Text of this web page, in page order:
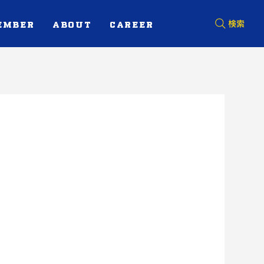
ABOUT CAREER 検索